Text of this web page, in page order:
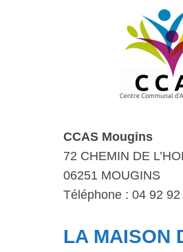
CCAS Mougins
72 CHEMIN DE
06251 MOUGINS
Téléphone : 04 92
LA MAISON